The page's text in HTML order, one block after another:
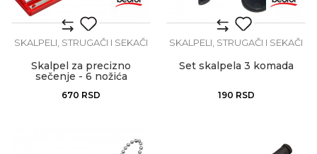
SKALPELI, STRUGAČI I SEKAČI
Skalpel za precizno
sečenje - 6 nožića
670 RSD
SKALPELI, STRUGAČI I SEKAČI
Set skalpela 3 komada
190 RSD